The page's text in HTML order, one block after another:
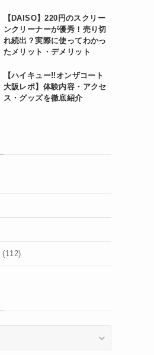
【DAISO】220円のスクリー
ンクリーナーが優秀！売り切
れ続出？実際に使ってわかっ
たメリット・デメリット
【ハイキュー!!オンザコート
大阪レポ】体験内容・アクセ
ス・グッズを徹底紹介
(112)